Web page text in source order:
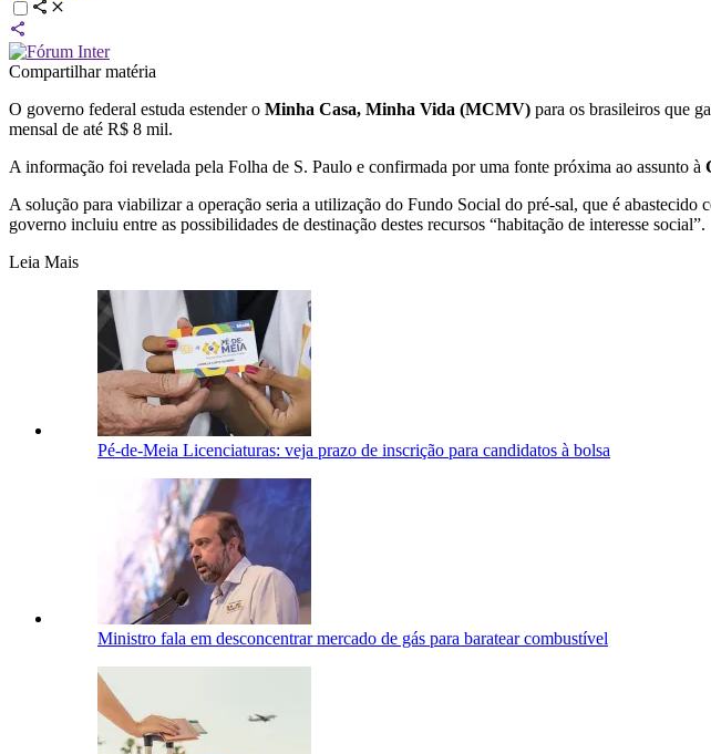
Compartilhar matéria
O governo federal estuda estender o Minha Casa, Minha Vida (MCMV) para os brasileiros que
mensal de até R$ 8 mil.
A informação foi revelada pela Folha de S. Paulo e confirmada por uma fonte próxima ao assunto à
A solução para viabilizar a operação seria a utilização do Fundo Social do pré-sal, que é
governo incluiu entre as possibilidades de destinação destes recursos “habitação de interesse social”.
Leia Mais
Pé-de-Meia Licenciaturas: veja prazo de inscrição para candidatos à bolsa
Ministro fala em desconcentrar mercado de gás para baratear combustível